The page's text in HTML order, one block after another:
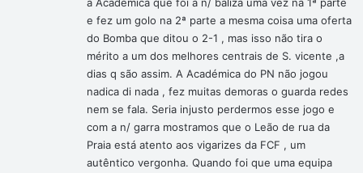
:
a Académica que foi a n/ baliza uma vez na 1ª parte
e fez um golo na 2ª parte a mesma coisa uma oferta
do Bomba que ditou o 2-1 , mas isso não tira o
mérito a um dos melhores centrais de S. vicente ,a
dias q são assim. A Académica do PN não jogou
nadica di nada , fez muitas demoras o guarda redes
nem se fala. Seria injusto perdermos esse jogo e
com a n/ garra mostramos que o Leão de rua da
Praia está atento aos vigarizes da FCF , um
autêntico vergonha. Quando foi que uma equipa